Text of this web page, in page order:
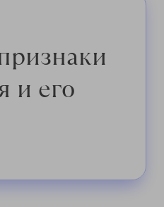
и его